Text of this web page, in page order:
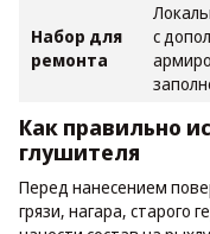
Набор для
ремонта
с
Как правильно
глушителя
Перед нанесением
грязи, нагара, старого